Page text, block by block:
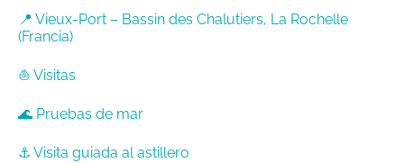
📍 Vieux-Port – Bassin des Chalutiers, La Rochelle
(Francia)
⛵ Visitas
🌊 Pruebas de mar
⚓️ Visita guiada al astillero